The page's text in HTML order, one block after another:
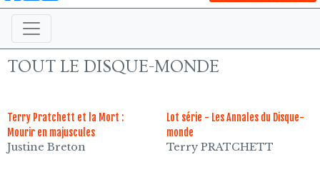
TOUT LE DISQUE-MONDE
Terry Pratchett et la Mort :
Mourir en majuscules
Justine Breton
Lot série - Les Annales du Disque-
monde
Terry PRATCHETT